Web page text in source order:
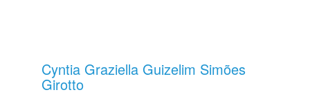
Cyntia Graziella Guizelim Simões
Girotto